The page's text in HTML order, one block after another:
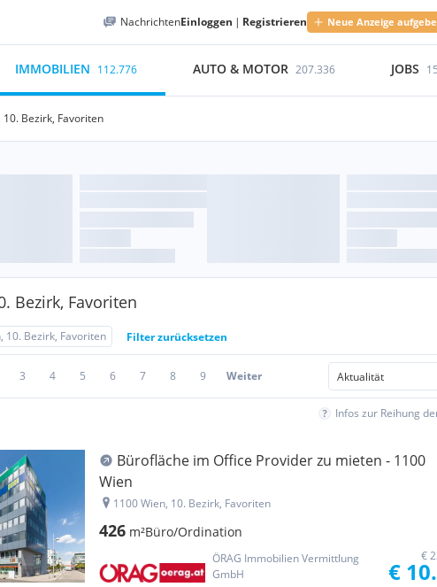
NachrichtenEinloggen | Registrieren Neue Anzeige
IMMOBILIEN 112.776 AUTO & MOTOR 207.336 JOBS
10. Bezirk, Favoriten
Bezirk, Favoriten
10. Bezirk, Favoriten Filter zurücksetzen
3 4 5 6 7 8 9 Weiter
Infos zur Reihung
Bürofläche im Office Provider zu mieten - 1100
Wien
1100 Wien, 10. Bezirk, Favoriten
426 m²Büro/Ordination
ÖRAG Immobilien Vermittlung
GmbH
€
€